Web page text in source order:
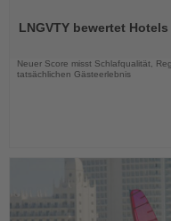
dieLNGVTY bewertet
Neuer Score misst Schlafqualität,
tatsächlichen Gästeerlebnis